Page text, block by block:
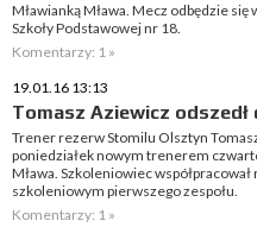
Mławianką Mława. Mecz odbędzie się
Szkoły Podstawowej nr 18.
Komentarzy: 1 »
19.01.16 13:13
Tomasz Aziewicz odszedł
Trener rezerw Stomilu Olsztyn
poniedziałek nowym trenerem
Mława. Szkoleniowiec
szkoleniowym pierwszego zespołu.
Komentarzy: 1 »